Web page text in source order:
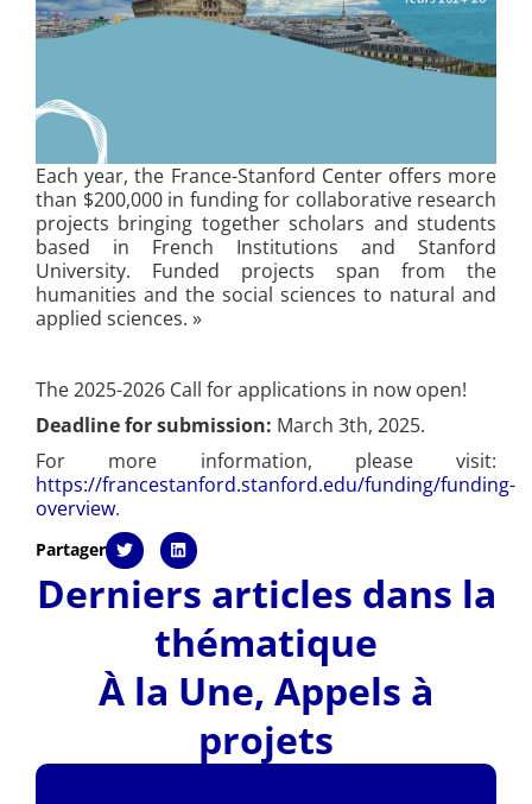
Each year, the France-Stanford Center offers more
than $200,000 in funding for collaborative research
projects bringing together scholars and students
based in French Institutions and Stanford
University. Funded projects span from the
humanities and the social sciences to natural and
applied sciences. »
The 2025-2026 Call for applications in now open!
Deadline for submission: March 3th, 2025.
For more information, please visit:
https://francestanford.stanford.edu/funding/funding-
overview.
Partager
Derniers articles dans la
thématique
À la Une, Appels à
projets